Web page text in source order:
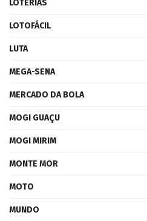
LOTERIAS
LOTOFÁCIL
LUTA
MEGA-SENA
MERCADO DA BOLA
MOGI GUAÇU
MOGI MIRIM
MONTE MOR
MOTO
MUNDO